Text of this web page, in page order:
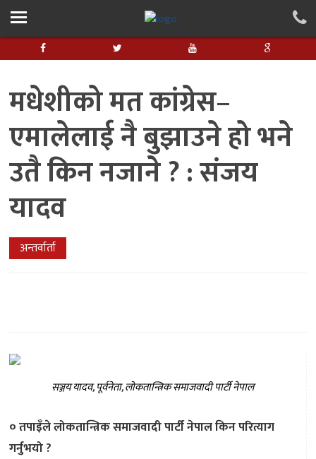
मधेशीको मत कांग्रेस–
एमालेलाई नै बुझाउने हो भने
उतै किन नजाने ? : संजय
यादव
अन्तर्वार्ता
सञ्जय यादव, पूर्वनेता, लोकतान्त्रिक समाजवादी पार्टी नेपाल
० तपाइँले लोकतान्त्रिक समाजवादी पार्टी नेपाल किन परित्याग
गर्नुभयो ?